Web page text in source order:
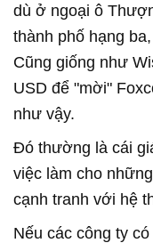
dù ở ngoại ô
thành phố hạng
Cũng giống như
USD để "mời"
như vậy.
Đó thường là cái
việc làm cho
cạnh tranh với hệ
Nếu các công ty